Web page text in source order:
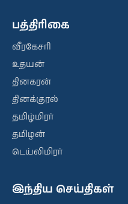
பத்திரிகை
வீரகேசரி
உதயன்
தினகரன்
தினக்குரல்
தமிழ்மிரர்
தமிழன்
டெய்லிமிரர்
இந்திய செய்திகள்